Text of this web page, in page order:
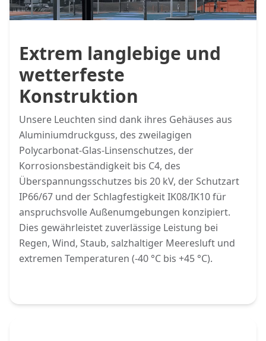
Extrem langlebige und
wetterfeste
Konstruktion
Unsere Leuchten sind dank ihres Gehäuses aus
Aluminiumdruckguss, des zweilagigen
Polycarbonat-Glas-Linsenschutzes, der
Korrosionsbeständigkeit bis C4, des
Überspannungsschutzes bis 20 kV, der Schutzart
IP66/67 und der Schlagfestigkeit IK08/IK10 für
anspruchsvolle Außenumgebungen konzipiert.
Dies gewährleistet zuverlässige Leistung bei
Regen, Wind, Staub, salzhaltiger Meeresluft und
extremen Temperaturen (-40 °C bis +45 °C).